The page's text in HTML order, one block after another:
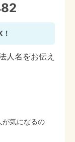
人名をお伝え
気になるの